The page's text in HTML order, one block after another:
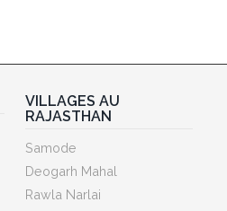
VILLAGES AU
RAJASTHAN
Samode
Deogarh Mahal
Rawla Narlai